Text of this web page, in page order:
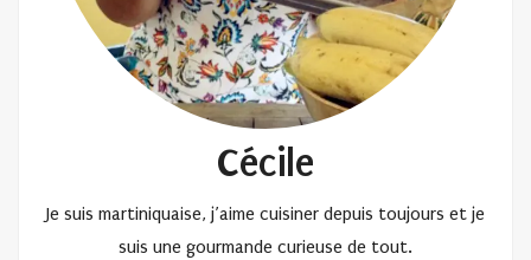
Cécile
Je suis martiniquaise, j’aime cuisiner depuis toujours et je
suis une gourmande curieuse de tout.